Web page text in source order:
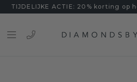
TIJDELIJKE ACTIE: 20% korting op